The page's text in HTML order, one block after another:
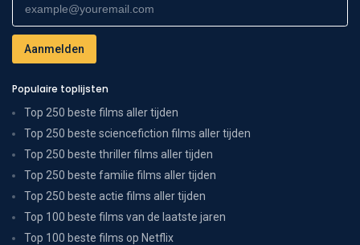
Populaire toplijsten
Top 250 beste films aller tijden
Top 250 beste sciencefiction films aller tijden
Top 250 beste thriller films aller tijden
Top 250 beste familie films aller tijden
Top 250 beste actie films aller tijden
Top 100 beste films van de laatste jaren
Top 100 beste films op Netflix